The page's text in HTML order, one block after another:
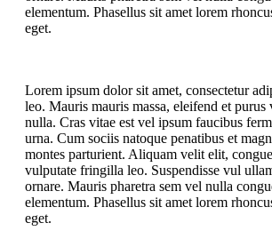
elementum. Phasellus sit amet lorem
eget.
Lorem ipsum dolor sit amet, consectetur
leo. Mauris mauris massa, eleifend et
nulla. Cras vitae est vel ipsum faucibus
urna. Cum sociis natoque penatibus et
montes parturient. Aliquam velit elit,
vulputate fringilla leo. Suspendisse vul
ornare. Mauris pharetra sem vel nulla
elementum. Phasellus sit amet lorem
eget.